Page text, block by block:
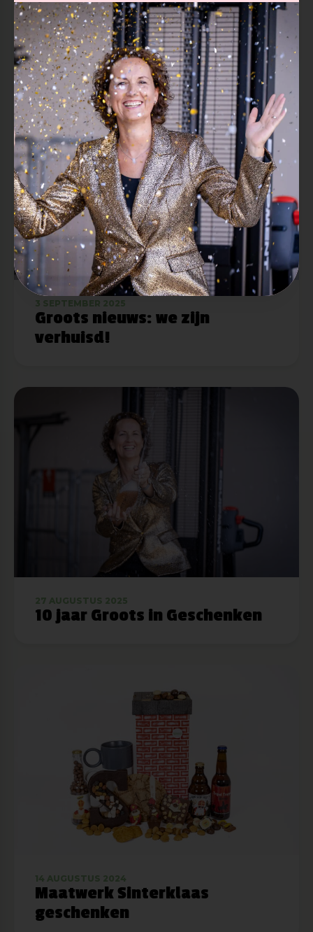
14 JANUARI 2026
2025 Groei, verhuizing &
waardevolle samenwerkingen
3 SEPTEMBER 2025
Groots nieuws: we zijn
verhuisd!
27 AUGUSTUS 2025
10 jaar Groots in Geschenken
14 AUGUSTUS 2024
Maatwerk Sinterklaas
geschenken